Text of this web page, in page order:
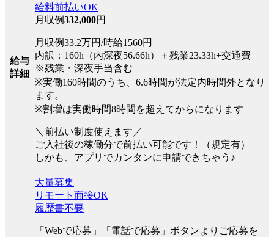
給与
詳細
給料前払いOK
月収例332,000円
月収例33.2万円/時給1560円
内訳：160h（内深夜56.66h）＋残業23.33h+交通費
※残業・深夜手当含む
※実働160時間のうち、6.6時間が法定内時間外となり
ます。
※割増は実働時間8時間を超えてからになります
＼前払い制度使えます／
ご入社後の稼働分で前払い可能です！（規定有）
しかも、アプリでカンタンに申請できちゃう♪
大量募集
リモート面接OK
履歴書不要
「Webで応募」「電話で応募」ボタンよりご応募を